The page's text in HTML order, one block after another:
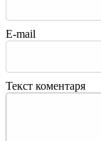
E-mail
Текст коментаря